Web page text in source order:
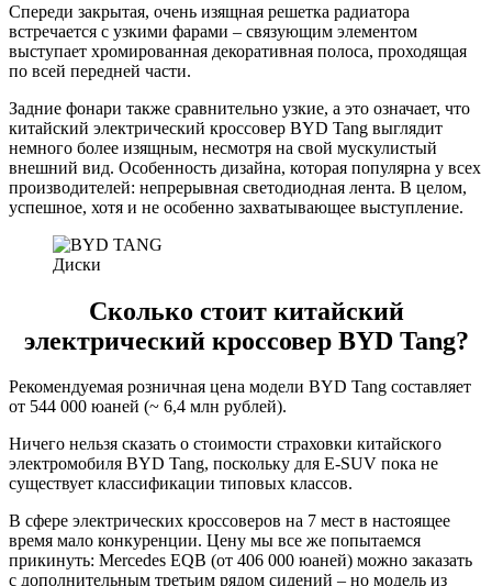
Спереди закрытая, очень изящная решетка радиатора
встречается с узкими фарами – связующим элементом
выступает хромированная декоративная полоса, проходящая
по всей передней части.
Задние фонари также сравнительно узкие, а это означает, что
китайский электрический кроссовер BYD Tang выглядит
немного более изящным, несмотря на свой мускулистый
внешний вид. Особенность дизайна, которая популярна у всех
производителей: непрерывная светодиодная лента. В целом,
успешное, хотя и не особенно захватывающее выступление.
Диски
Сколько стоит китайский
электрический кроссовер BYD Tang?
Рекомендуемая розничная цена модели BYD Tang составляет
от 544 000 юаней (~ 6,4 млн рублей).
Ничего нельзя сказать о стоимости страховки китайского
электромобиля BYD Tang, поскольку для E-SUV пока не
существует классификации типовых классов.
В сфере электрических кроссоверов на 7 мест в настоящее
время мало конкуренции. Цену мы все же попытаемся
прикинуть: Mercedes EQB (от 406 000 юаней) можно заказать
с дополнительным третьим рядом сидений – но модель из